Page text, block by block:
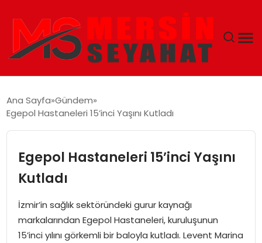
EKONOMI
EĞITIM
TEKNOLOJI
GÜNCEL
Ana Sayfa Gündem
Egepol Hastaneleri 15’inci Yaşını Kutladı
Egepol Hastaneleri 15’inci Yaşını
Kutladı
İzmir’in sağlık sektöründeki gurur kaynağı
markalarından Egepol Hastaneleri, kuruluşunun
15’inci yılını görkemli bir baloyla kutladı. Levent Marina